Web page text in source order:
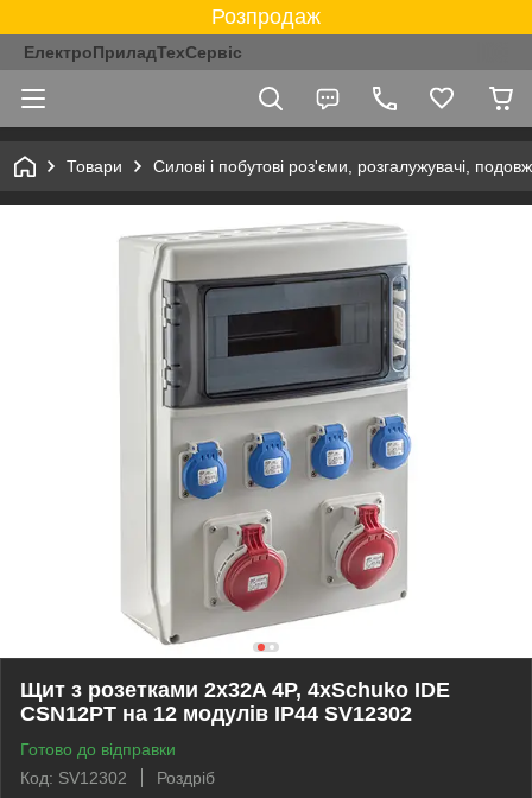
Розпродаж
ЕлектроПриладТехСервіс
Товари Силові і побутові роз'єми, розгалужувачі,
Щит з розетками 2x32A 4P, 4xSchuko IDE
CSN12PT на 12 модулів IP44 SV12302
Готово до відправки
Код: SV12302
Роздріб